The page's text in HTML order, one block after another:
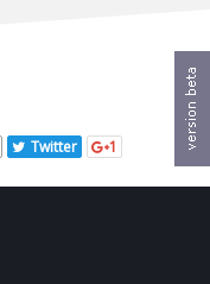
Twitter 1